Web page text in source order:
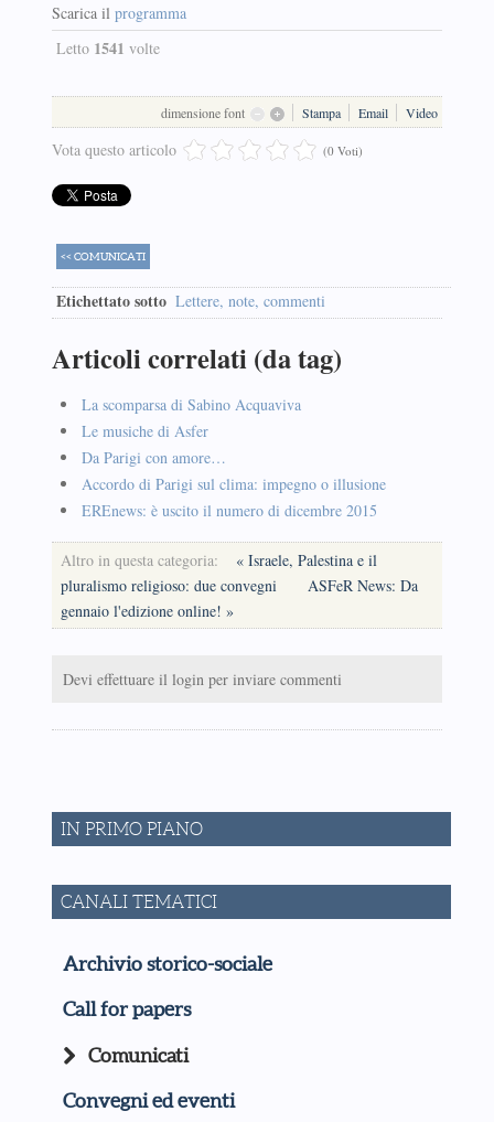
Scarica il programma
Letto 1541 volte
dimensione font Stampa Email Video
Vota questo articolo (0 Voti)
<< COMUNICATI
Etichettato sotto Lettere, note, commenti
Articoli correlati (da tag)
La scomparsa di Sabino Acquaviva
Le musiche di Asfer
Da Parigi con amore…
Accordo di Parigi sul clima: impegno o illusione
EREnews: è uscito il numero di dicembre 2015
Altro in questa categoria:
« Israele, Palestina e il
pluralismo religioso: due convegni
ASFeR News: Da
gennaio l'edizione online! »
Devi effettuare il login per inviare commenti
IN PRIMO PIANO
CANALI TEMATICI
Archivio storico-sociale
Call for papers
Comunicati
Convegni ed eventi